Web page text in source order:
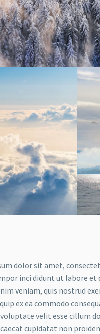
dolor sit amet,
inci didunt ut labore et
veniam, quis nostrud
ex ea commodo
velit esse cillum
cupidatat non